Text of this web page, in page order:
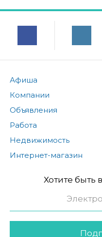
Афиша
Компании
Объявления
Работа
Недвижимость
Интернет-магазин
Хотите быть